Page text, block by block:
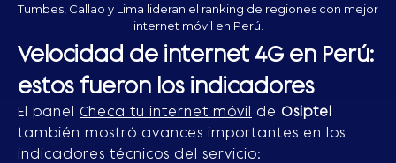
Tumbes, Callao y Lima lideran el ranking de regiones con mejor
internet móvil en Perú.
Velocidad de internet 4G en Perú:
estos fueron los indicadores
El panel Checa tu internet móvil de Osiptel
también mostró avances importantes en los
indicadores técnicos del servicio: